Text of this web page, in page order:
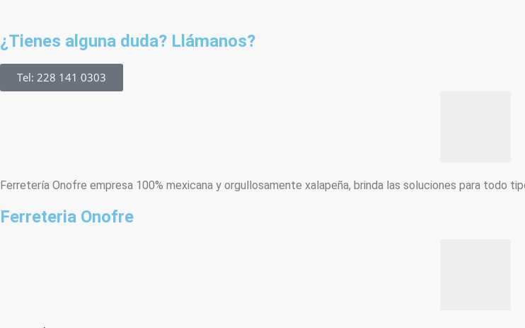
¿Tienes alguna duda? Llámanos?
Tel: 228 141 0303
Ferretería Onofre empresa 100% mexicana y orgullosamente xalapeña, brinda las soluciones para todo
Ferreteria Onofre